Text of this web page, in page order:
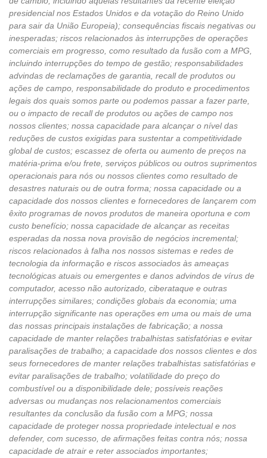
presidencial nos Estados Unidos e da votação do Reino Unido
para sair da União Europeia); consequências fiscais negativas ou
inesperadas; riscos relacionados às interrupções de operações
comerciais em progresso, como resultado da fusão com a MPG,
incluindo interrupções do tempo de gestão; responsabilidades
advindas de reclamações de garantia, recall de produtos ou
ações de campo, responsabilidade do produto e procedimentos
legais dos quais somos parte ou podemos passar a fazer parte,
ou o impacto de recall de produtos ou ações de campo nos
nossos clientes; nossa capacidade para alcançar o nível das
reduções de custos exigidas para sustentar a competitividade
global de custos; escassez de oferta ou aumento de preços na
matéria-prima e/ou frete, serviços públicos ou outros suprimentos
operacionais para nós ou nossos clientes como resultado de
desastres naturais ou de outra forma; nossa capacidade ou a
capacidade dos nossos clientes e fornecedores de lançarem com
êxito programas de novos produtos de maneira oportuna e com
custo benefício; nossa capacidade de alcançar as receitas
esperadas da nossa nova provisão de negócios incremental;
riscos relacionados à falha nos nossos sistemas e redes de
tecnologia da informação e riscos associados às ameaças
tecnológicas atuais ou emergentes e danos advindos de vírus de
computador, acesso não autorizado, ciberataque e outras
interrupções similares; condições globais da economia; uma
interrupção significante nas operações em uma ou mais de uma
das nossas principais instalações de fabricação; a nossa
capacidade de manter relações trabalhistas satisfatórias e evitar
paralisações de trabalho; a capacidade dos nossos clientes e dos
seus fornecedores de manter relações trabalhistas satisfatórias e
evitar paralisações de trabalho; volatilidade do preço do
combustível ou a disponibilidade dele; possíveis reações
adversas ou mudanças nos relacionamentos comerciais
resultantes da conclusão da fusão com a MPG; nossa
capacidade de proteger nossa propriedade intelectual e nos
defender, com sucesso, de afirmações feitas contra nós; nossa
capacidade de atrair e reter associados importantes;